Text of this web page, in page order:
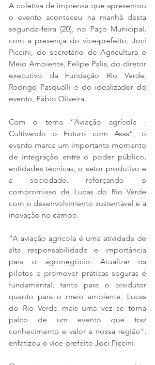
A coletiva de imprensa que apresentou
o evento aconteceu na manhã desta
segunda-feira (20), no Paço Municipal,
com a presença do vice-prefeito, Joci
Piccini, do secretário de Agricultura e
Meio Ambiente, Felipe Palis, do diretor
executivo da Fundação Rio Verde,
Rodrigo Pasqualli e do idealizador do
evento, Fábio Oliveira.
Com o tema “Aviação agrícola -
Cultivando o Futuro com Asas”, o
evento marca um importante momento
de integração entre o poder público,
entidades técnicas, o setor produtivo e
a sociedade, reforçando o
compromisso de Lucas do Rio Verde
com o desenvolvimento sustentável e a
inovação no campo.
“A aviação agrícola é uma atividade de
alta responsabilidade e importância
para o agronegócio. Atualizar os
pilotos e promover práticas seguras é
fundamental, tanto para o produtor
quanto para o meio ambiente. Lucas
do Rio Verde mais uma vez se torna
palco de um evento que traz
conhecimento e valor à nossa região”,
enfatizou o vice-prefeito Joci Piccini.